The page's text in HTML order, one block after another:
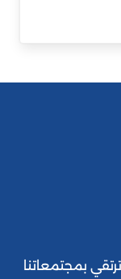
بمجتمعاتنا